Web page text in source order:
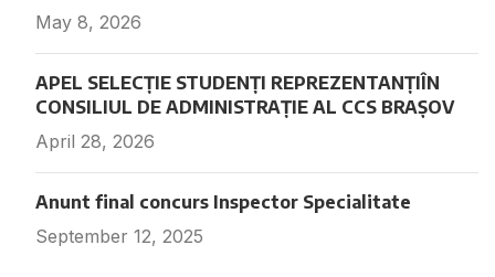
May 8, 2026
APEL SELECȚIE STUDENȚI REPREZENTANȚIÎN
CONSILIUL DE ADMINISTRAȚIE AL CCS BRAȘOV
April 28, 2026
Anunt final concurs Inspector Specialitate
September 12, 2025